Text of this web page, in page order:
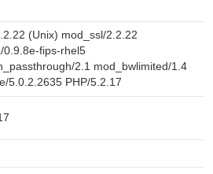
(Unix) mod_ssl/2.2.22
0.9.8e-fips-rhel5
2.1 mod_bwlimited/1.4
5.0.2.2635 PHP/5.2.17